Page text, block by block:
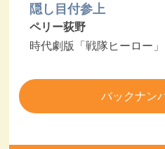
隠し目付参上
ペリー荻野
時代劇版「戦隊ヒーロー
バックナン